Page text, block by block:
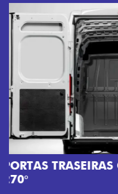
AMPLA
Mais versatilidade